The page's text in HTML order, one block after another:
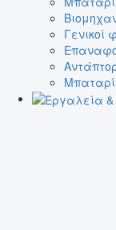
Γενικοί